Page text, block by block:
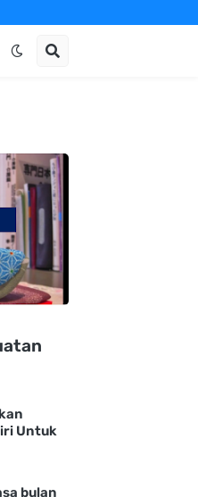
Untuk
bulan